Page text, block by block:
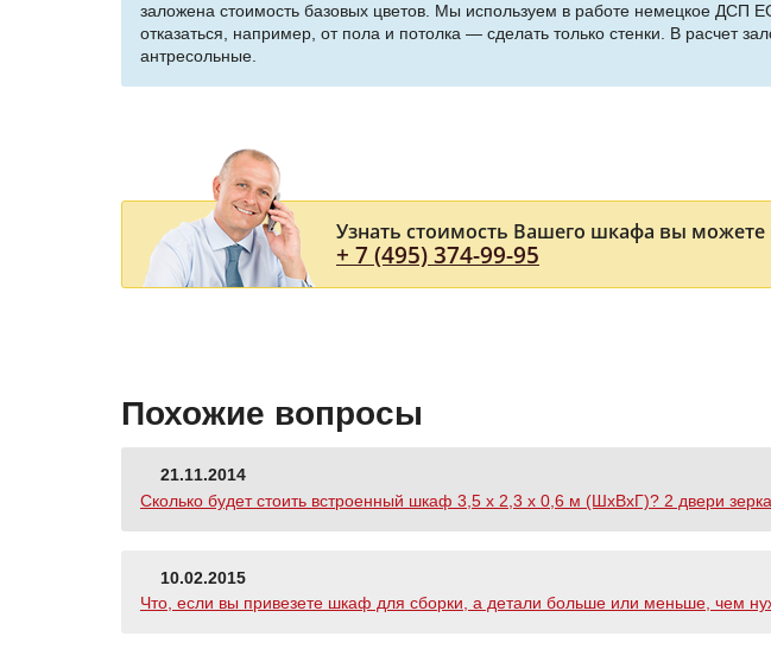
заложена стоимость базовых цветов. Мы используем в работе немецкое
отказаться, например, от пола и потолка — сделать только стенки. В расчет
антресольные.
Узнать стоимость Вашего шкафа вы можете
+ 7 (495) 374-99-95
Похожие вопросы
21.11.2014
Сколько будет стоить встроенный шкаф 3,5 х 2,3 х 0,6 м (ШхВхГ)? 2 двери
10.02.2015
Что, если вы привезете шкаф для сборки, а детали больше или меньше, чем